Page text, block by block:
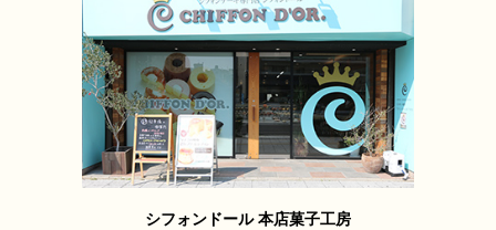
シフォンドール 本店菓子工房